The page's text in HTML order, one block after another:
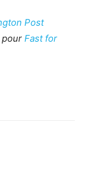
Post
pour Fast for